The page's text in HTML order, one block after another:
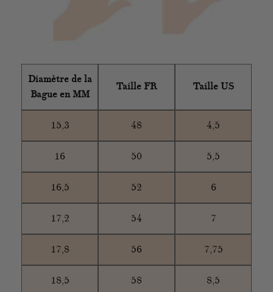
Diamètre de la
Bague en MM
Taille FR Taille US
15,3 48 4,5
16 50 5,5
16,5 52 6
17,2 54 7
17,8 56 7,75
18,5 58 8,5